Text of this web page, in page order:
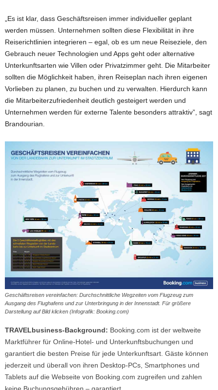
„Es ist klar, dass Geschäftsreisen immer individueller geplant
werden müssen. Unternehmen sollten diese Flexibilität in ihre
Reiserichtlinien integrieren – egal, ob es um neue Reiseziele, den
Gebrauch neuer Technologien und Apps geht oder alternative
Unterkunftsarten wie Villen oder Privatzimmer geht. Die Mitarbeiter
sollten die Möglichkeit haben, ihren Reiseplan nach ihren eigenen
Vorlieben zu planen, zu buchen und zu verwalten. Hierdurch kann
die Mitarbeiterzufriedenheit deutlich gesteigert werden und
Unternehmen werden für externe Talente besonders attraktiv”, sagt
Brandourian.
Geschäftsreisen vereinfachen: Durchschnittliche Wegzeiten vom Flugzeug zum
Ausgang des Flughafens und zur Unterbringung in der Innenstadt. Für größere
Darstellung auf Bild klicken (Infografik: Booking.com)
TRAVELbusiness-Background: Booking.com ist der weltweite
Marktführer für Online-Hotel- und Unterkunftsbuchungen und
garantiert die besten Preise für jede Unterkunftsart. Gäste können
jederzeit und überall von ihren Desktop-PCs, Smartphones und
Tablets auf die Webseite von Booking.com zugreifen und zahlen